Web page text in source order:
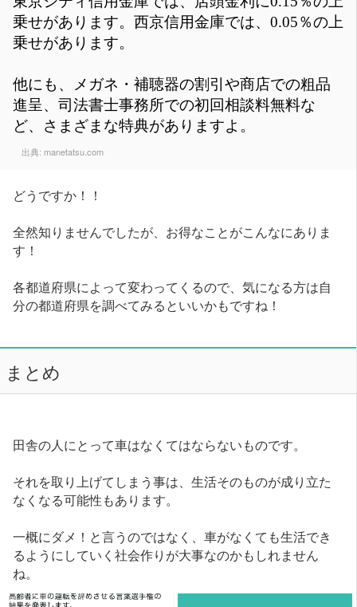
乗せがあります。西京信用金庫では、0.05％の上
乗せがあります。
他にも、メガネ・補聴器の割引や商店での粗品
進呈、司法書士事務所での初回相談料無料な
ど、さまざまな特典がありますよ。
出典: manetatsu.com
どうですか！！
全然知りませんでしたが、お得なことがこんなにありま
す！
各都道府県によって変わってくるので、気になる方は自
分の都道府県を調べてみるといいかもですね！
まとめ
田舎の人にとって車はなくてはならないものです。
それを取り上げてしまう事は、生活そのものが成り立た
なくなる可能性もあります。
一概にダメ！と言うのではなく、車がなくても生活でき
るようにしていく社会作りが大事なのかもしれません
ね。